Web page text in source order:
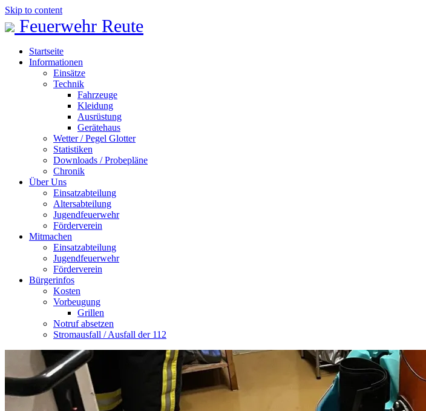
Skip to content
Feuerwehr Reute
Startseite
Informationen
Einsätze
Technik
Fahrzeuge
Kleidung
Ausrüstung
Gerätehaus
Wetter / Pegel Glotter
Statistiken
Downloads / Probepläne
Chronik
Über Uns
Einsatzabteilung
Altersabteilung
Jugendfeuerwehr
Förderverein
Mitmachen
Einsatzabteilung
Jugendfeuerwehr
Förderverein
Bürgerinfos
Kosten
Vorbeugung
Grillen
Notruf absetzen
Stromausfall / Ausfall der 112